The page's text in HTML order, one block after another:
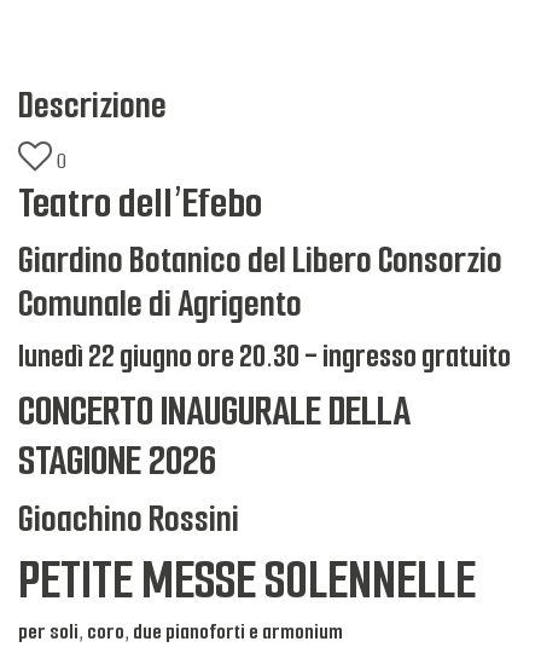
Descrizione
0
Teatro dell’Efebo
Giardino Botanico del Libero Consorzio
Comunale di Agrigento
lunedì 22 giugno ore 20.30 - ingresso gratuito
CONCERTO INAUGURALE DELLA
STAGIONE 2026
Gioachino Rossini
PETITE MESSE SOLENNELLE
per soli, coro, due pianoforti e armonium